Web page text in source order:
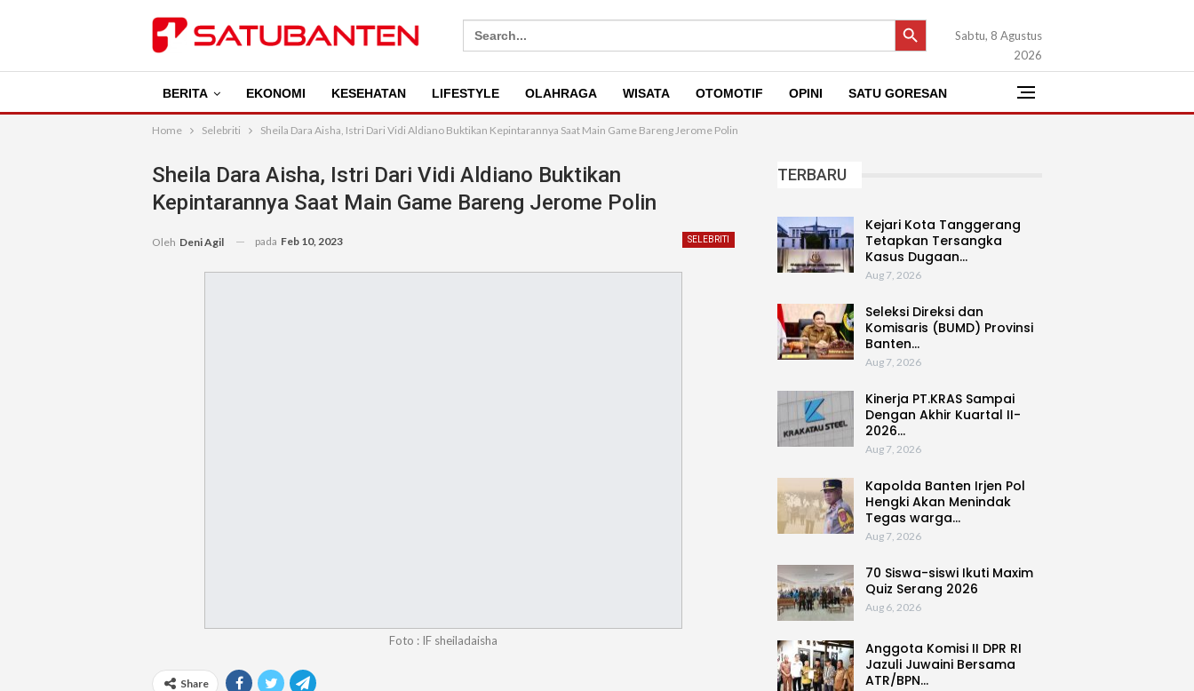
Search
for:
SEARCH BUTTON
Sabtu, 8 Agustus
2026
BERITA EKONOMI KESEHATAN LIFESTYLE OLAHRAGA WISATA OTOMOTIF OPINI SATU GORESAN
Home Selebriti Sheila Dara Aisha, Istri Dari Vidi Aldiano Buktikan Kepintarannya Saat Main Game Bareng Jerome Polin
Sheila Dara Aisha, Istri Dari Vidi Aldiano Buktikan
Kepintarannya Saat Main Game Bareng Jerome Polin
SELEBRITI
Oleh Deni Agil pada Feb 10, 2023
Foto : IF sheiladaisha
Share
TERBARU
Kejari Kota Tanggerang
Tetapkan Tersangka
Kasus Dugaan…
Aug 7, 2026
Seleksi Direksi dan
Komisaris (BUMD) Provinsi
Banten…
Aug 7, 2026
Kinerja PT.KRAS Sampai
Dengan Akhir Kuartal II-
2026…
Aug 7, 2026
Kapolda Banten Irjen Pol
Hengki Akan Menindak
Tegas warga…
Aug 7, 2026
70 Siswa-siswi Ikuti Maxim
Quiz Serang 2026
Aug 6, 2026
Anggota Komisi II DPR RI
Jazuli Juwaini Bersama
ATR/BPN…